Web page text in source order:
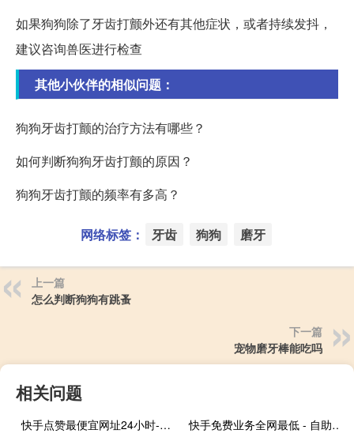
如果狗狗除了牙齿打颤外还有其他症状，或者持续发抖，
建议咨询兽医进行检查
其他小伙伴的相似问题：
狗狗牙齿打颤的治疗方法有哪些？
如何判断狗狗牙齿打颤的原因？
狗狗牙齿打颤的频率有多高？
网络标签： 牙齿 狗狗 磨牙
上一篇
怎么判断狗狗有跳蚤
下一篇
宠物磨牙棒能吃吗
相关问题
快手点赞最便宜网址24小时-QQ空间说说赞网站(快手点赞怎么清理掉)
快手免费业务全网最低 - 自助下单 - 最专业的平台